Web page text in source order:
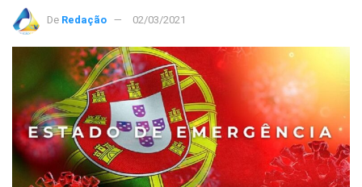
De Redação 02/03/2021